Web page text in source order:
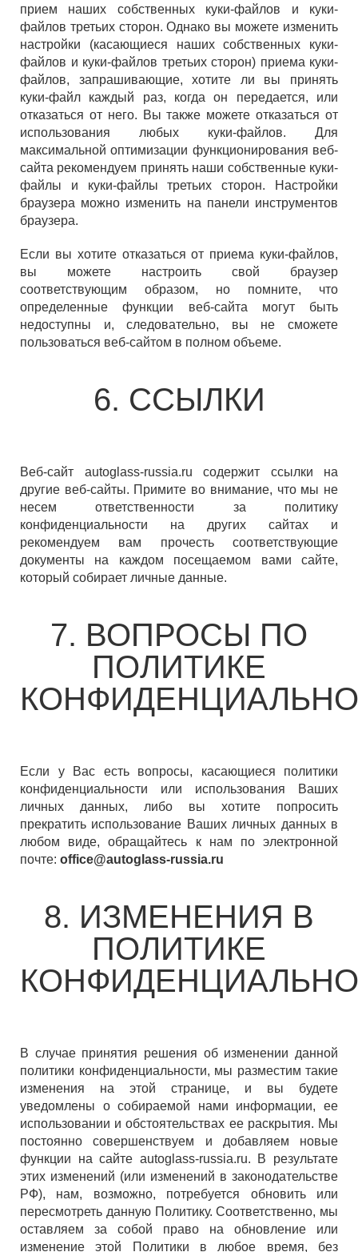
прием наших собственных куки-файлов и куки-
файлов третьих сторон. Однако вы можете изменить
настройки (касающиеся наших собственных куки-
файлов и куки-файлов третьих сторон) приема куки-
файлов, запрашивающие, хотите ли вы принять
куки-файл каждый раз, когда он передается, или
отказаться от него. Вы также можете отказаться от
использования любых куки-файлов. Для
максимальной оптимизации функционирования веб-
сайта рекомендуем принять наши собственные куки-
файлы и куки-файлы третьих сторон. Настройки
браузера можно изменить на панели инструментов
браузера.
Если вы хотите отказаться от приема куки-файлов,
вы можете настроить свой браузер
соответствующим образом, но помните, что
определенные функции веб-сайта могут быть
недоступны и, следовательно, вы не сможете
пользоваться веб-сайтом в полном объеме.
6. ССЫЛКИ
Веб-сайт autoglass-russia.ru содержит ссылки на
другие веб-сайты. Примите во внимание, что мы не
несем ответственности за политику
конфиденциальности на других сайтах и
рекомендуем вам прочесть соответствующие
документы на каждом посещаемом вами сайте,
который собирает личные данные.
7. ВОПРОСЫ ПО
ПОЛИТИКЕ
Если у Вас есть вопросы, касающиеся политики
конфиденциальности или использования Ваших
личных данных, либо вы хотите попросить
прекратить использование Ваших личных данных в
любом виде, обращайтесь к нам по электронной
почте: office@autoglass-russia.ru
8. ИЗМЕНЕНИЯ В
ПОЛИТИКЕ
В случае принятия решения об изменении данной
политики конфиденциальности, мы разместим такие
изменения на этой странице, и вы будете
уведомлены о собираемой нами информации, ее
использовании и обстоятельствах ее раскрытия. Мы
постоянно совершенствуем и добавляем новые
функции на сайте autoglass-russia.ru. В результате
этих изменений (или изменений в законодательстве
РФ), нам, возможно, потребуется обновить или
пересмотреть данную Политику. Соответственно, мы
оставляем за собой право на обновление или
изменение этой Политики в любое время, без